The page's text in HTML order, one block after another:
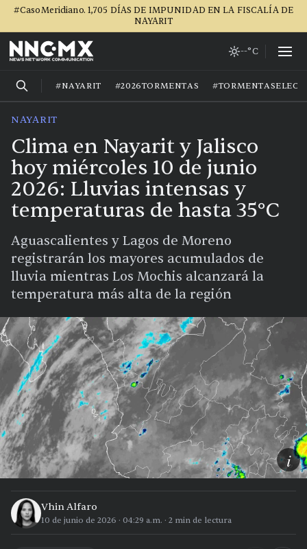
#CasoMeridiano. 1,705 DÍAS DE IMPUNIDAD EN LA FISCALÍA DE
NAYARIT
--°C
#NAYARIT #2026TORMENTAS
NAYARIT
Clima en Nayarit y Jalisco
hoy miércoles 10 de junio
2026: Lluvias intensas y
temperaturas de hasta 35°C
Aguascalientes y Lagos de Moreno
registrarán los mayores acumulados de
lluvia mientras Los Mochis alcanzará la
temperatura más alta de la región
i
Vhin Alfaro
10 de junio de 2026 · 04:29 a.m. · 2 min de lectura